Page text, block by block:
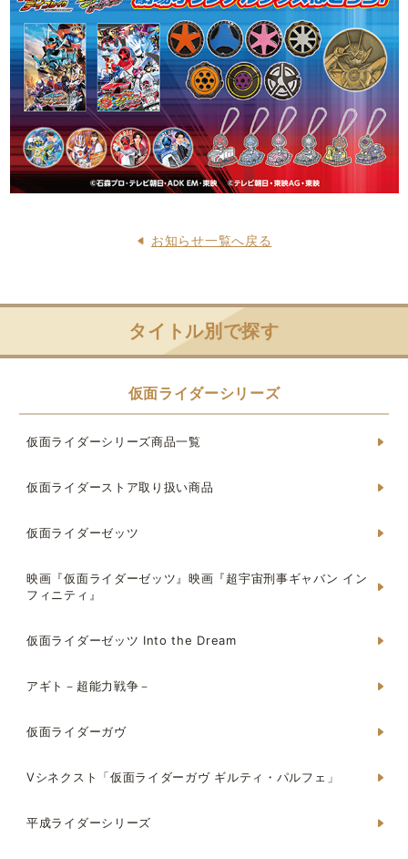
お知らせ一覧へ戻る
タイトル別で探す
仮面ライダーシリーズ
仮面ライダーシリーズ商品一覧
仮面ライダーストア取り扱い商品
仮面ライダーゼッツ
映画『仮面ライダーゼッツ』映画『超宇宙刑事ギャバン イン
フィニティ』
仮面ライダーゼッツ Into the Dream
アギト－超能力戦争－
仮面ライダーガヴ
Vシネクスト「仮面ライダーガヴ ギルティ・パルフェ」
平成ライダーシリーズ